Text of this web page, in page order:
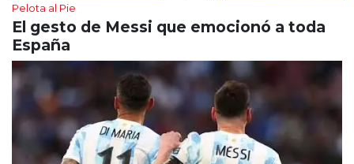
Pelota al Pie
El gesto de Messi que emocionó a toda
España